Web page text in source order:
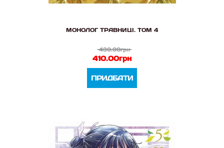
МОНОЛОГ ТРАВНИЦІ. ТОМ 4
430.00грн
410.00грн
ПРИДБАТИ